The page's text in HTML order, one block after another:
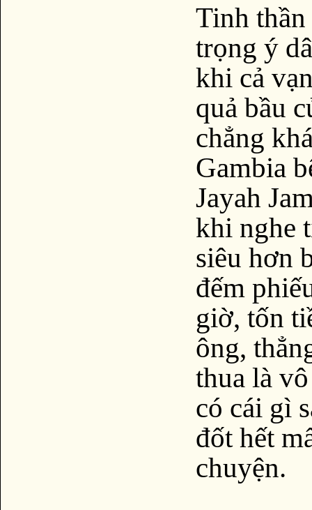
Tinh
trọng ý
khi cả
quả bầu
chẳng
Gambia
Jayah
khi nghe
siêu hơn
đếm
giờ, tốn
ông,
thua là
có cái gì
đốt hết
chuyện.